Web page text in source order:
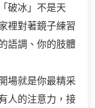
破冰」不是天
裡對著鏡子練習
語調、你的肢體
場就是你最精采
人的注意力，接